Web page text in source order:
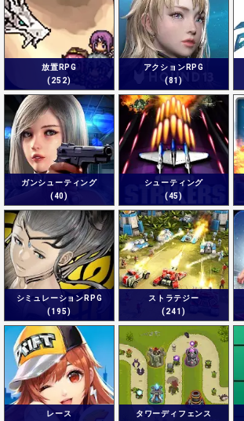
放置RPG
(252)
アクションRPG
(81)
ガンシューティング
(40)
シューティング
(45)
シミュレーションRPG
(195)
ストラテジー
(241)
レース
タワーディフェンス